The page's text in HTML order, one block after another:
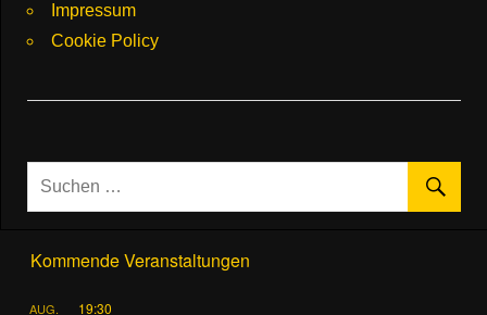
Impressum
Cookie Policy
Kommende Veranstaltungen
AUG. 19:30